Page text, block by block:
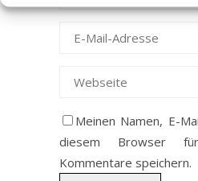
Meinen Namen, E-
diesem Browser
Kommentare speichern.